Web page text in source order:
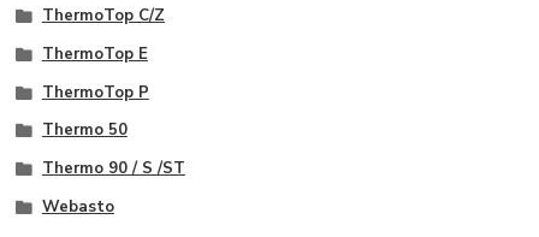
ThermoTop C/Z
ThermoTop E
ThermoTop P
Thermo 50
Thermo 90 / S /ST
Webasto